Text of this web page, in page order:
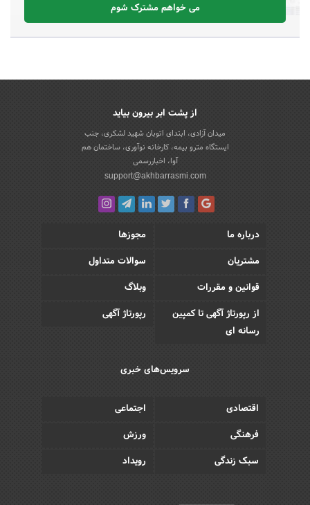
می خواهم مشترک شوم
از پشت ابر بیرون بیاید
میدان آزادی، ابتدای اتوبان شهید لشکری، جنب
ایستگاه مترو بیمه، کارخانه نوآوری، ساختمان هم
آوا، اخباررسمی
support@akhbarrasmi.com
درباره ما
مجوزها
مشتریان
سوالات متداول
قوانین و مقررات
وبلاگ
از رپورتاژ آگهی تا کمپین
رسانه ای
رپورتاژ آگهی
سرویس‌های خبری
اقتصادی
اجتماعی
فرهنگی
ورزش
سبک زندگی
رویداد